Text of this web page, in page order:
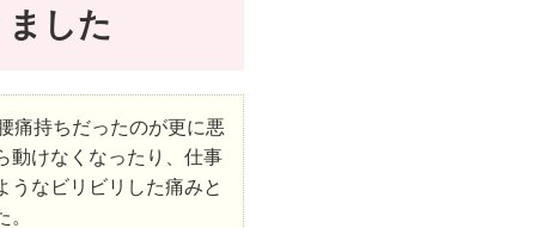
した
痛持ちだったのが更に悪
動けなくなったり、仕事
うなビリビリした痛みと